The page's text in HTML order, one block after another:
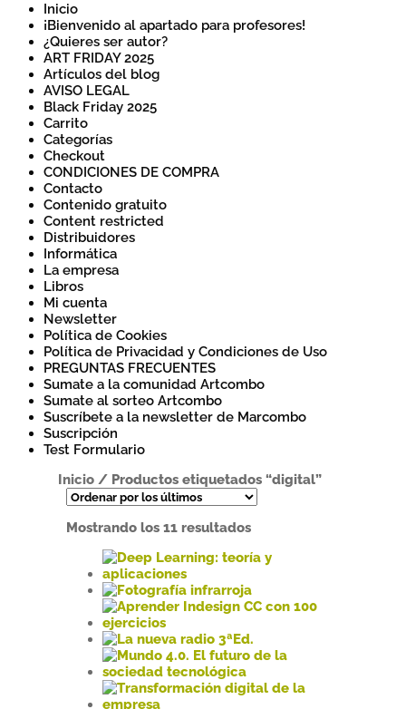
Inicio
¡Bienvenido al apartado para profesores!
¿Quieres ser autor?
ART FRIDAY 2025
Artículos del blog
AVISO LEGAL
Black Friday 2025
Carrito
Categorías
Checkout
CONDICIONES DE COMPRA
Contacto
Contenido gratuito
Content restricted
Distribuidores
Informática
La empresa
Libros
Mi cuenta
Newsletter
Política de Cookies
Política de Privacidad y Condiciones de Uso
PREGUNTAS FRECUENTES
Sumate a la comunidad Artcombo
Sumate al sorteo Artcombo
Suscríbete a la newsletter de Marcombo
Suscripción
Test Formulario
Inicio / Productos etiquetados “digital”
Mostrando los 11 resultadosOrdenado
los
Este
producto
tiene
múltiples
variantes.
Las
opciones
se
Este
producto
tiene
múltiples
variantes.
Las
opciones
Este
producto
tiene
múltiples
variantes.
Este
producto
tiene
múltiples
Este
producto